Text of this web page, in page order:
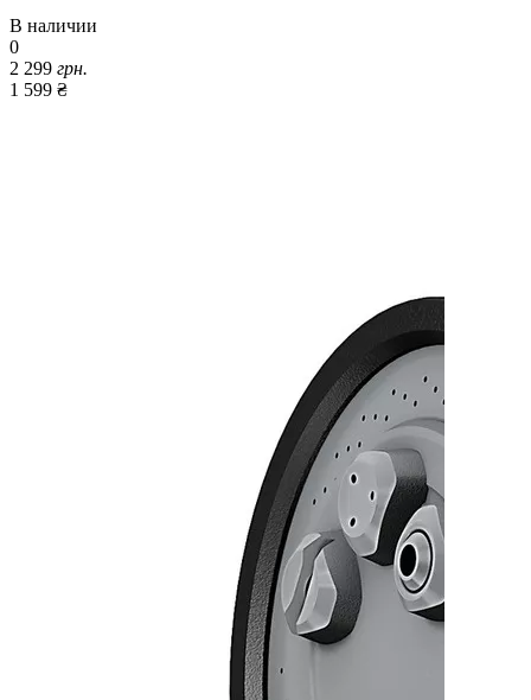
В наличии
0
2 299 грн.
1 599 ₴